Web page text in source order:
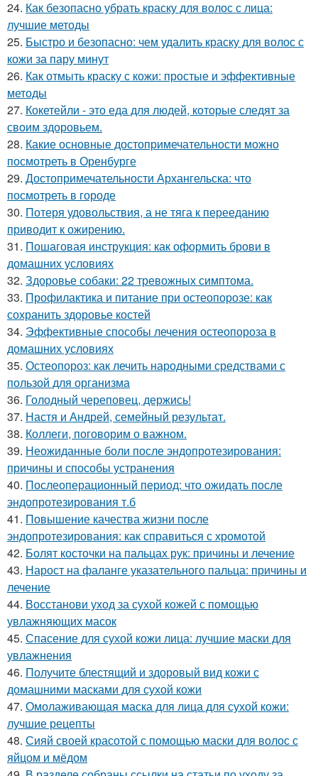
24. Как безопасно убрать краску для волос с лица:
лучшие методы
25. Быстро и безопасно: чем удалить краску для волос с
кожи за пару минут
26. Как отмыть краску с кожи: простые и эффективные
методы
27. Кокетейли - это еда для людей, которые следят за
своим здоровьем.
28. Какие основные достопримечательности можно
посмотреть в Оренбурге
29. Достопримечательности Архангельска: что
посмотреть в городе
30. Потеря удовольствия, а не тяга к перееданию
приводит к ожирению.
31. Пошаговая инструкция: как оформить брови в
домашних условиях
32. Здоровье собаки: 22 тревожных симптома.
33. Профилактика и питание при остеопорозе: как
сохранить здоровье костей
34. Эффективные способы лечения остеопороза в
домашних условиях
35. Остеопороз: как лечить народными средствами с
пользой для организма
36. Голодный череповец, держись!
37. Настя и Андрей, семейный результат.
38. Коллеги, поговорим о важном.
39. Неожиданные боли после эндопротезирования:
причины и способы устранения
40. Послеоперационный период: что ожидать после
эндопротезирования т.б
41. Повышение качества жизни после
эндопротезирования: как справиться с хромотой
42. Болят косточки на пальцах рук: причины и лечение
43. Нарост на фаланге указательного пальца: причины и
лечение
44. Восстанови уход за сухой кожей с помощью
увлажняющих масок
45. Спасение для сухой кожи лица: лучшие маски для
увлажнения
46. Получите блестящий и здоровый вид кожи с
домашними масками для сухой кожи
47. Омолаживающая маска для лица для сухой кожи:
лучшие рецепты
48. Сияй своей красотой с помощью маски для волос с
яйцом и мёдом